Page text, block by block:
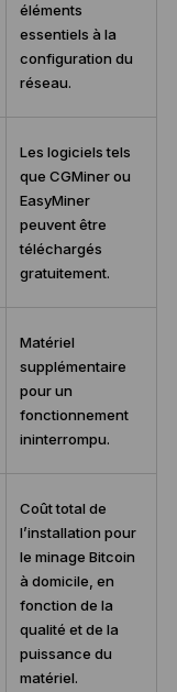
éléments
essentiels à la
configuration du
réseau.
Les logiciels tels
que CGMiner ou
EasyMiner
peuvent être
téléchargés
gratuitement.
Matériel
supplémentaire
pour un
fonctionnement
ininterrompu.
Coût total de
l’installation pour
le minage Bitcoin
à domicile, en
fonction de la
qualité et de la
puissance du
matériel.